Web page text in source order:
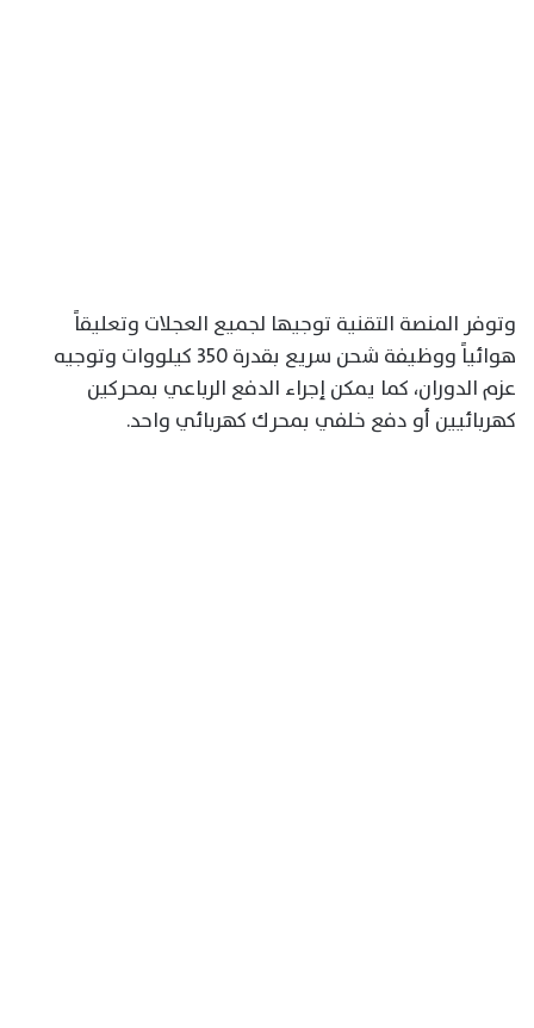
وتوفر المنصة التقنية توجيها لجميع العجلات وتعليقاً
هوائياً ووظيفة شحن سريع بقدرة 350 كيلووات وتوجيه
عزم الدوران، كما يمكن إجراء الدفع الرباعي بمحركين
كهربائيين أو دفع خلفي بمحرك كهربائي واحد.